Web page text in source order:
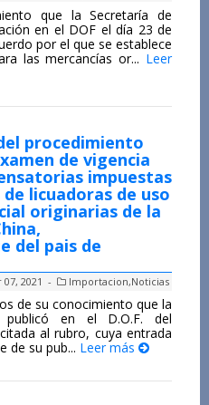
que la Secretaría de
en el DOF el día 23 de
por el que se establece
las mercancías or... Leer
procedimiento
de vigencia
impuestas
licuadoras de uso
originarias de la
del pais de
2021 - Importacion,Noticias
de su conocimiento que la
publicó en el D.O.F. del
al rubro, cuya entrada
de su pub... Leer más